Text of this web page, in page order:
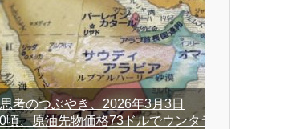
考のつぶやき、2026年3月3日
頃、原油先物価格73ドルでウンタラ